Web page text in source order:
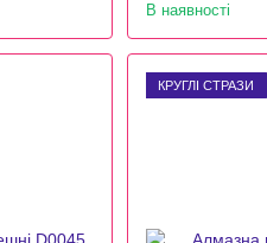
В наявності
КРУГЛІ СТРАЗИ